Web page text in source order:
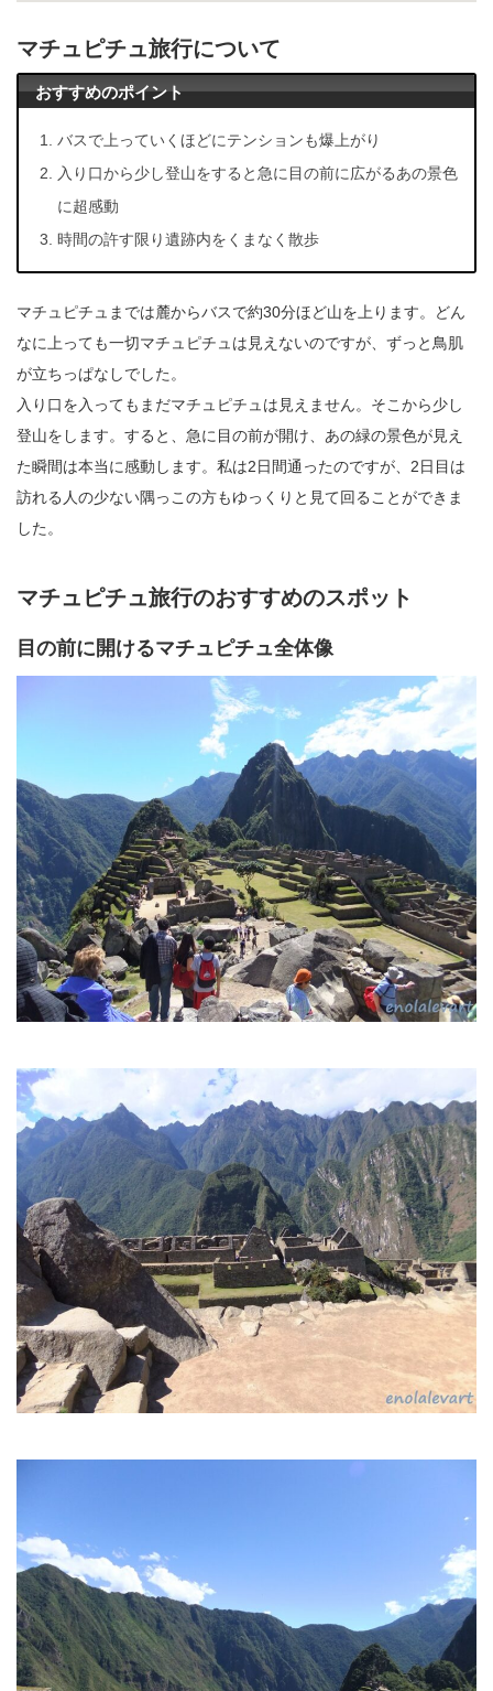
マチュピチュ旅行について
おすすめのポイント
バスで上っていくほどにテンションも爆上がり
入り口から少し登山をすると急に目の前に広がるあの景色
に超感動
時間の許す限り遺跡内をくまなく散歩
マチュピチュまでは麓からバスで約30分ほど山を上ります。どん
なに上っても一切マチュピチュは見えないのですが、ずっと鳥肌
が立ちっぱなしでした。
入り口を入ってもまだマチュピチュは見えません。そこから少し
登山をします。すると、急に目の前が開け、あの緑の景色が見え
た瞬間は本当に感動します。私は2日間通ったのですが、2日目は
訪れる人の少ない隅っこの方もゆっくりと見て回ることができま
した。
マチュピチュ旅行のおすすめのスポット
目の前に開けるマチュピチュ全体像